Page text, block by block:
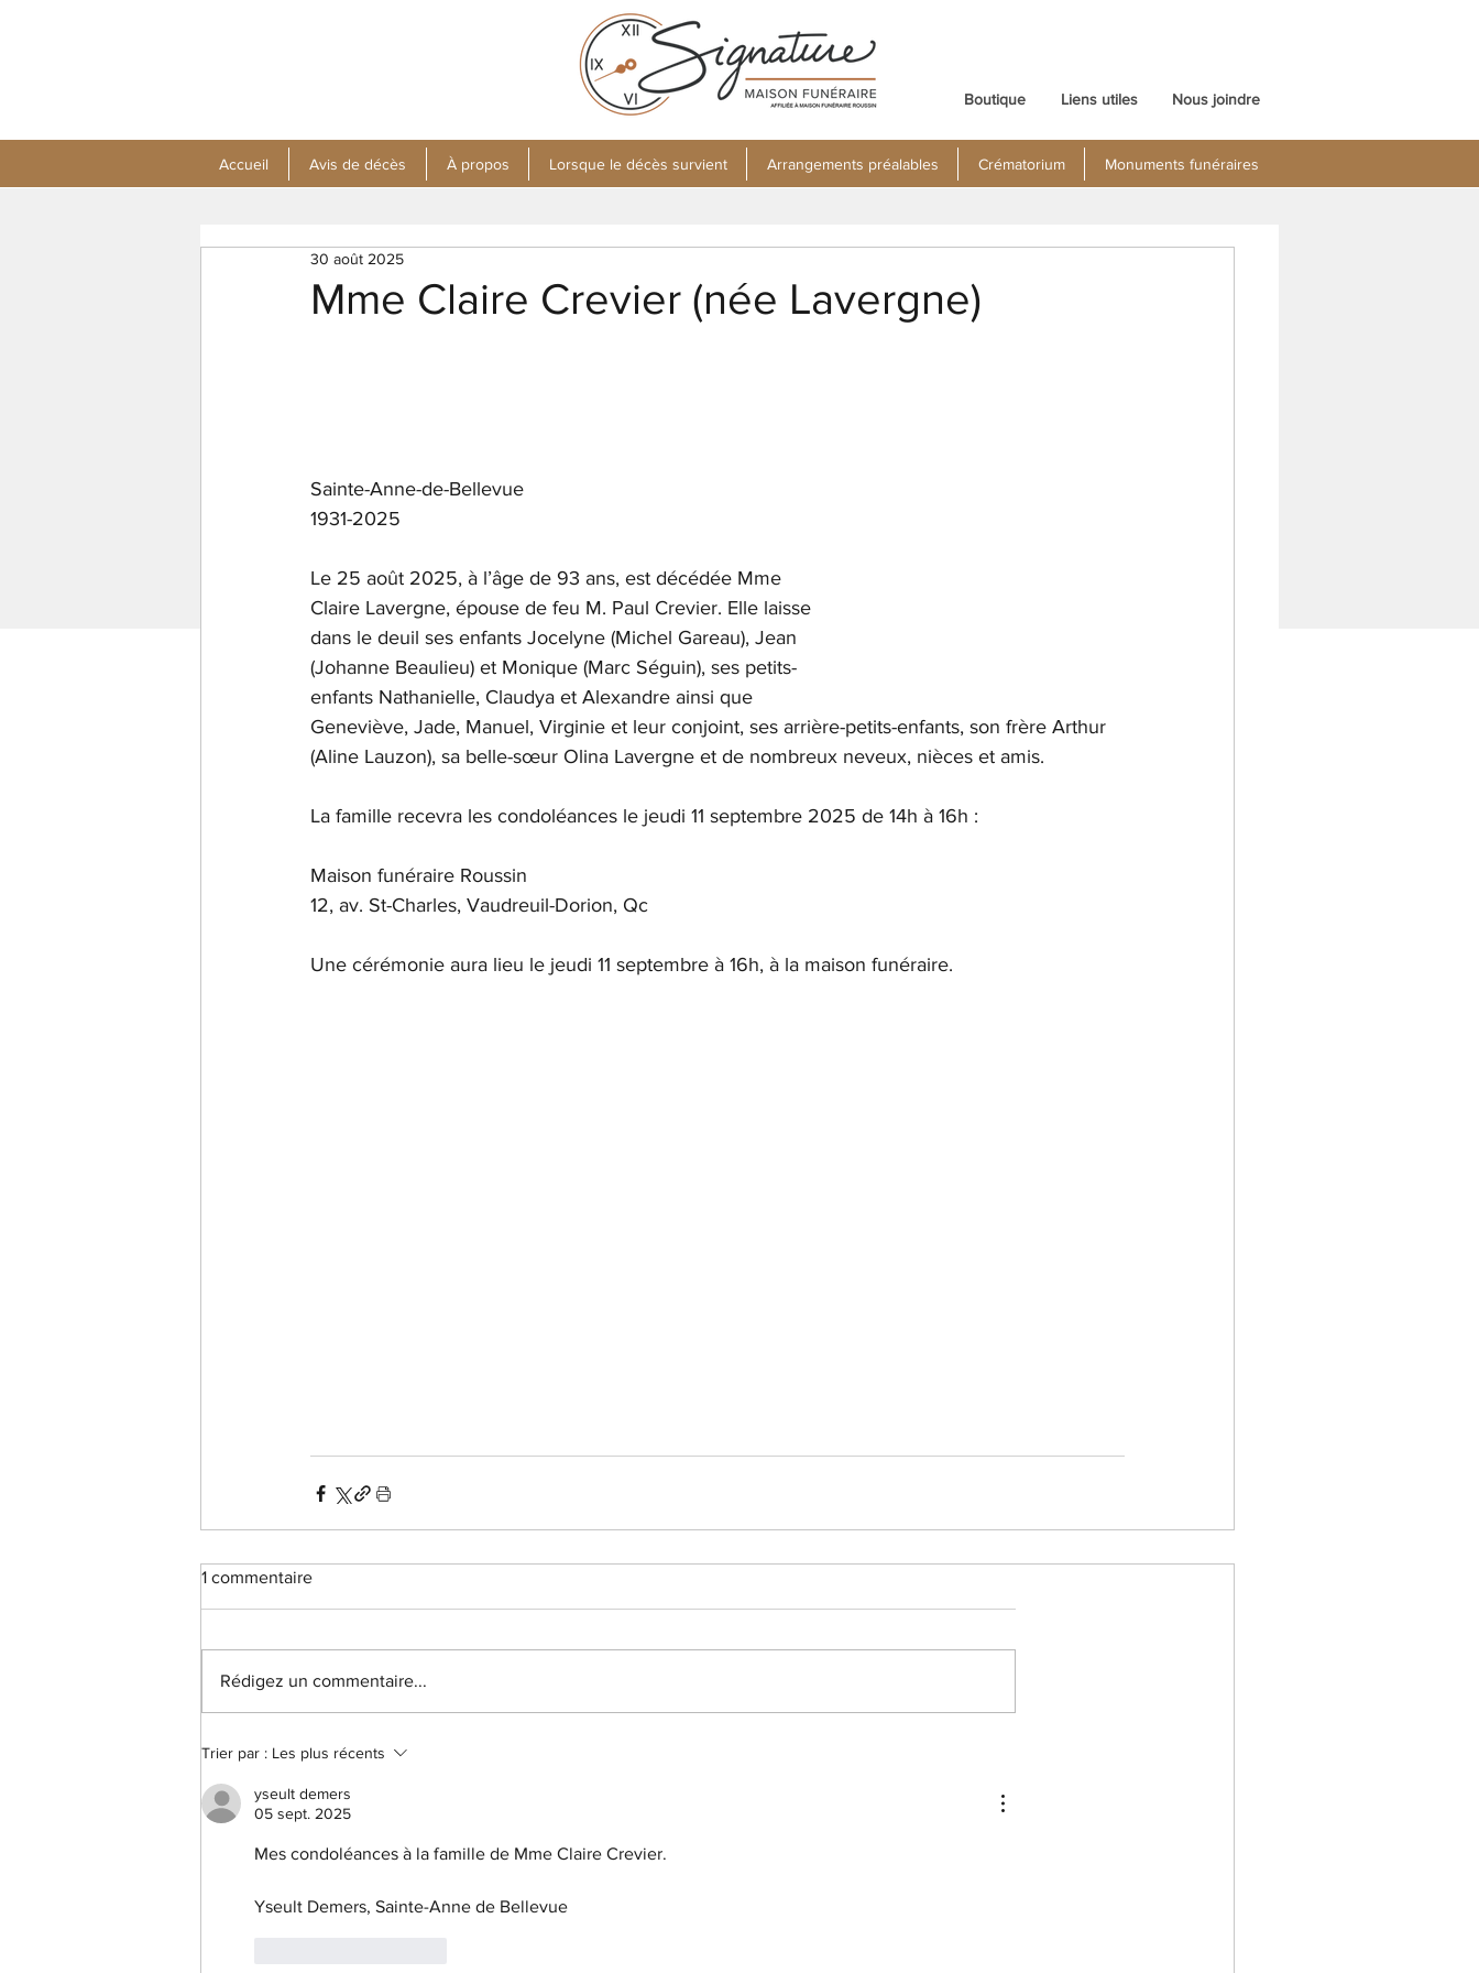
Boutique Liens utiles Nous joindre
Accueil Avis de décès À propos Lorsque le décès survient Arrangements préalables Crématorium Monuments funéraires
Mme Claire Crevier (née Lavergne)
30 août 2025
Sainte-Anne-de-Bellevue
1931-2025
Le 25 août 2025, à l’âge de 93 ans, est décédée Mme
Claire Lavergne, épouse de feu M. Paul Crevier. Elle laisse
dans le deuil ses enfants Jocelyne (Michel Gareau), Jean
(Johanne Beaulieu) et Monique (Marc Séguin), ses petits-
enfants Nathanielle, Claudya et Alexandre ainsi que
Geneviève, Jade, Manuel, Virginie et leur conjoint, ses arrière-petits-enfants, son frère Arthur
(Aline Lauzon), sa belle-sœur Olina Lavergne et de nombreux neveux, nièces et amis.
La famille recevra les condoléances le jeudi 11 septembre 2025 de 14h à 16h :
Maison funéraire Roussin
12, av. St-Charles, Vaudreuil-Dorion, Qc
Une cérémonie aura lieu le jeudi 11 septembre à 16h, à la maison funéraire.
1 commentaire
Rédigez un commentaire...
Trier par : Les plus récents
yseult demers
05 sept. 2025
Mes condoléances à la famille de Mme Claire Crevier.
Yseult Demers, Sainte-Anne de Bellevue